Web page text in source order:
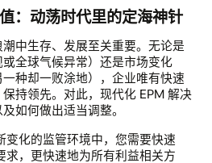
：动荡时代里的定海神针
中生存、发展至关重要。无论是
全球气候异常）还是市场变化
一种却一败涂地），企业唯有快速
持领先。对此，现代化 EPM 解决
如何做出适当调整。
变化的监管环境中，您需要快速
求，更快速地为所有利益相关方